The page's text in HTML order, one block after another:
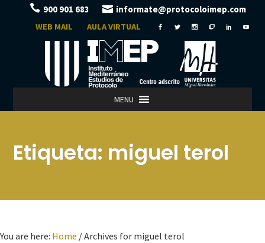
900 901 683 informate@protocoloimep.com
WEB MAIL AULA VIRTUAL
MENU
Etiqueta: miguel terol
You are here: Home /Archives for miguel terol